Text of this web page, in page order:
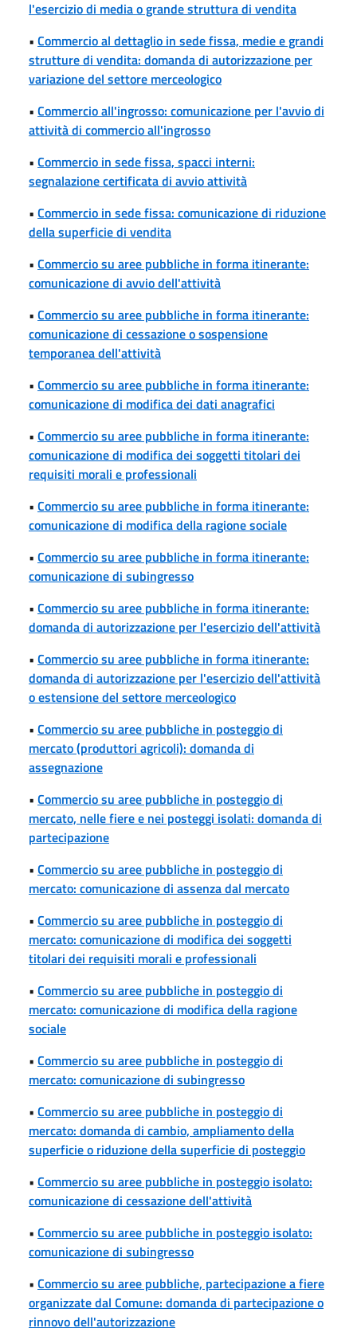
l'esercizio di media o grande struttura di vendita
• Commercio al dettaglio in sede fissa, medie e grandi
strutture di vendita: domanda di autorizzazione per
variazione del settore merceologico
• Commercio all'ingrosso: comunicazione per l'avvio di
attività di commercio all'ingrosso
• Commercio in sede fissa, spacci interni:
segnalazione certificata di avvio attività
• Commercio in sede fissa: comunicazione di riduzione
della superficie di vendita
• Commercio su aree pubbliche in forma itinerante:
comunicazione di avvio dell'attività
• Commercio su aree pubbliche in forma itinerante:
comunicazione di cessazione o sospensione
temporanea dell'attività
• Commercio su aree pubbliche in forma itinerante:
comunicazione di modifica dei dati anagrafici
• Commercio su aree pubbliche in forma itinerante:
comunicazione di modifica dei soggetti titolari dei
requisiti morali e professionali
• Commercio su aree pubbliche in forma itinerante:
comunicazione di modifica della ragione sociale
• Commercio su aree pubbliche in forma itinerante:
comunicazione di subingresso
• Commercio su aree pubbliche in forma itinerante:
domanda di autorizzazione per l'esercizio dell'attività
• Commercio su aree pubbliche in forma itinerante:
domanda di autorizzazione per l'esercizio dell'attività
o estensione del settore merceologico
• Commercio su aree pubbliche in posteggio di
mercato (produttori agricoli): domanda di
assegnazione
• Commercio su aree pubbliche in posteggio di
mercato, nelle fiere e nei posteggi isolati: domanda di
partecipazione
• Commercio su aree pubbliche in posteggio di
mercato: comunicazione di assenza dal mercato
• Commercio su aree pubbliche in posteggio di
mercato: comunicazione di modifica dei soggetti
titolari dei requisiti morali e professionali
• Commercio su aree pubbliche in posteggio di
mercato: comunicazione di modifica della ragione
sociale
• Commercio su aree pubbliche in posteggio di
mercato: comunicazione di subingresso
• Commercio su aree pubbliche in posteggio di
mercato: domanda di cambio, ampliamento della
superficie o riduzione della superficie di posteggio
• Commercio su aree pubbliche in posteggio isolato:
comunicazione di cessazione dell'attività
• Commercio su aree pubbliche in posteggio isolato:
comunicazione di subingresso
• Commercio su aree pubbliche, partecipazione a fiere
organizzate dal Comune: domanda di partecipazione o
rinnovo dell'autorizzazione